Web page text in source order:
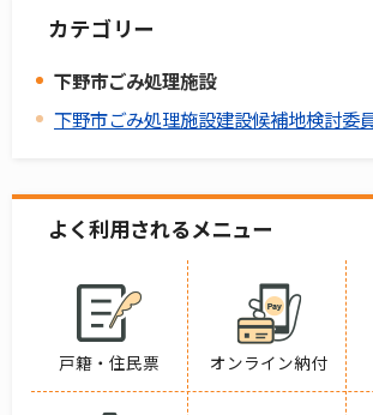
カテゴリー
下野市ごみ処理施設
下野市ごみ処理施設建設候補地検討委
よく利用されるメニュー
戸籍・住民票 オンライン納付